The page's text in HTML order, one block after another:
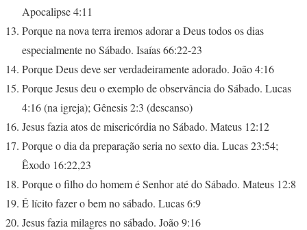
Apocalipse 4:11
Porque na nova terra iremos adorar a Deus todos os dias
especialmente no Sábado. Isaías 66:22-23
Porque Deus deve ser verdadeiramente adorado. João 4:16
Porque Jesus deu o exemplo de observância do Sábado. Lucas
4:16 (na igreja); Gênesis 2:3 (descanso)
Jesus fazia atos de misericórdia no Sábado. Mateus 12:12
Porque o dia da preparação seria no sexto dia. Lucas 23:54;
Êxodo 16:22,23
Porque o filho do homem é Senhor até do Sábado. Mateus 12:8
É lícito fazer o bem no sábado. Lucas 6:9
Jesus fazia milagres no sábado. João 9:16